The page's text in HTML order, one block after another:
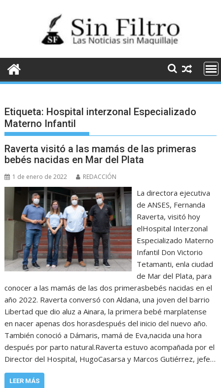
Etiqueta: Hospital interzonal Especializado
Materno Infantil
Raverta visitó a las mamás de las primeras
bebés nacidas en Mar del Plata
1 de enero de 2022 REDACCIÓN
La directora ejecutiva
de ANSES, Fernanda
Raverta, visitó hoy
elHospital Interzonal
Especializado Materno
Infantil Don Victorio
Tetamanti, enla ciudad
de Mar del Plata, para
conocer a las mamás de las dos primerasbebés nacidas en el
año 2022. Raverta conversó con Aldana, una joven del barrio
Libertad que dio aluz a Ainara, la primera bebé marplatense
en nacer apenas dos horasdespués del inicio del nuevo año.
También conoció a Dámaris, mamá de Eva,nacida una hora
después por parto natural.Raverta estuvo acompañada por el
Director del Hospital, HugoCasarsa y Marcos Gutiérrez, jefe…
LEER MÁS